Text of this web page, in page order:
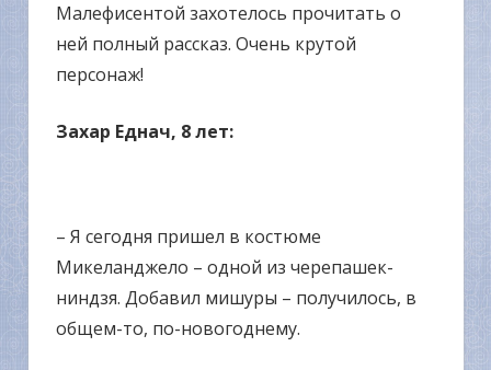
Малефисентой захотелось прочитать о
ней полный рассказ. Очень крутой
персонаж!
Захар Еднач, 8 лет:
– Я сегодня пришел в костюме
Микеланджело – одной из черепашек-
ниндзя. Добавил мишуры – получилось, в
общем-то, по-новогоднему.